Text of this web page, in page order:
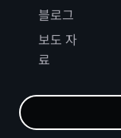
블로그
보도 자
료